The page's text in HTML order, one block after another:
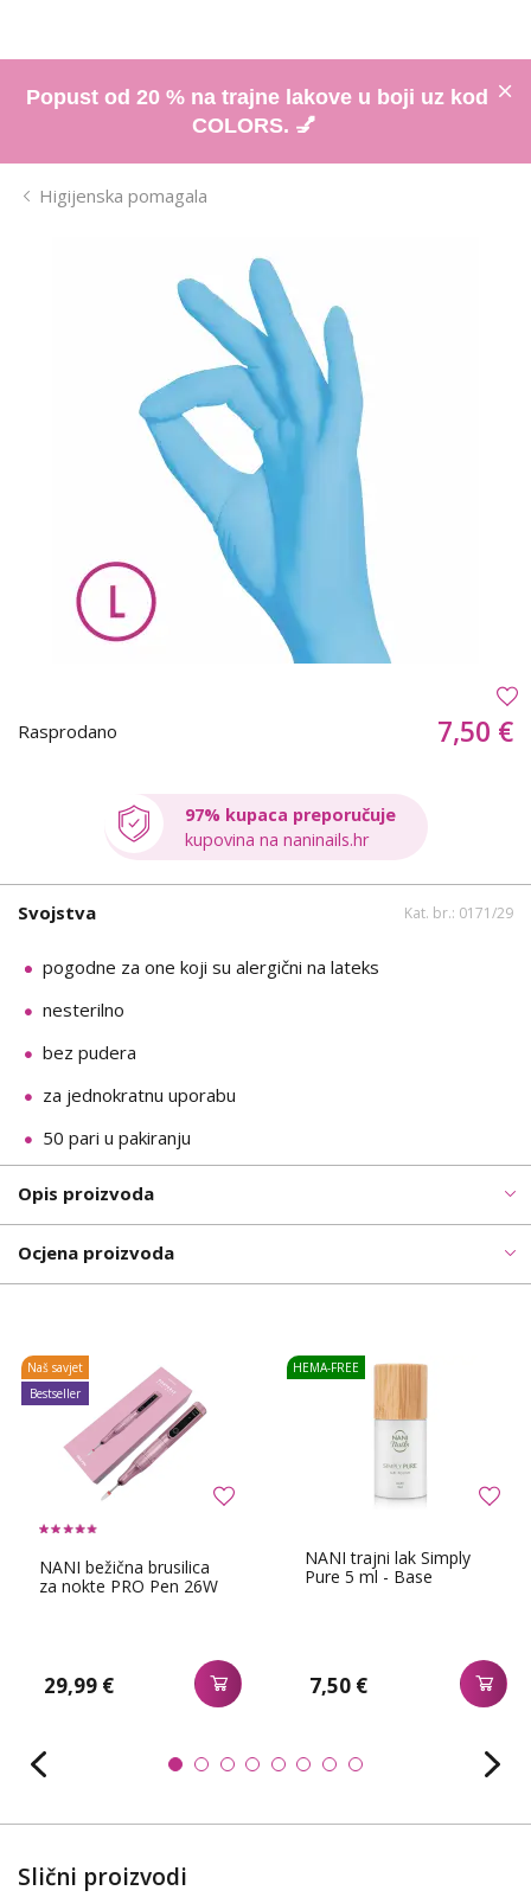
Popust od 20 % na trajne lakove u boji uz kod
COLORS. 💅
Higijenska pomagala
Rasprodano 7,50 €
97% kupaca preporučuje
kupovina na naninails.hr
Svojstva Kat. br.: 0171/29
pogodne za one koji su alergični na lateks
nesterilno
bez pudera
za jednokratnu uporabu
50 pari u pakiranju
Opis proizvoda
Ocjena proizvoda
NANI bežična brusilica
za nokte PRO Pen 26W
29,99 €
Naš savjet
Bestseller
NANI trajni lak Simply
Pure 5 ml - Base
7,50 €
HEMA-FREE
Slični proizvodi